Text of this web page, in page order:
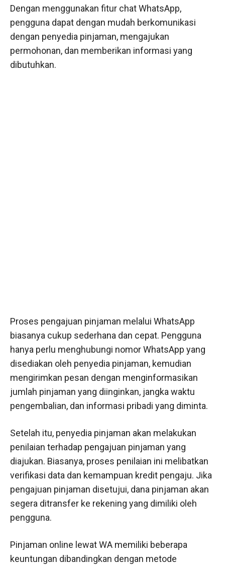
Dengan menggunakan fitur chat WhatsApp,
pengguna dapat dengan mudah berkomunikasi
dengan penyedia pinjaman, mengajukan
permohonan, dan memberikan informasi yang
dibutuhkan.
Proses pengajuan pinjaman melalui WhatsApp
biasanya cukup sederhana dan cepat. Pengguna
hanya perlu menghubungi nomor WhatsApp yang
disediakan oleh penyedia pinjaman, kemudian
mengirimkan pesan dengan menginformasikan
jumlah pinjaman yang diinginkan, jangka waktu
pengembalian, dan informasi pribadi yang diminta.
Setelah itu, penyedia pinjaman akan melakukan
penilaian terhadap pengajuan pinjaman yang
diajukan. Biasanya, proses penilaian ini melibatkan
verifikasi data dan kemampuan kredit pengaju. Jika
pengajuan pinjaman disetujui, dana pinjaman akan
segera ditransfer ke rekening yang dimiliki oleh
pengguna.
Pinjaman online lewat WA memiliki beberapa
keuntungan dibandingkan dengan metode